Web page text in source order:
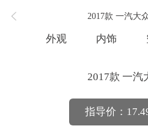
2017款 一汽大
外观 内饰
2017款 一汽
指导价：